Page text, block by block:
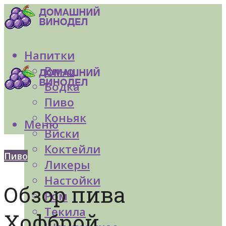
Напитки
Вино
Водка
Пиво
Коньяк
Виски
Коктейли
Ликеры
Настойки
Ром
Текила
Меню
Пиво
Обзор пива